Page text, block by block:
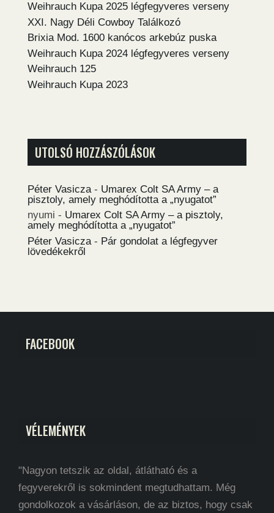
Weihrauch Kupa 2025 légfegyveres verseny
XXI. Nagy Déli Cowboy Találkozó
Brixia Mod. 1600 kanócos arkebúz puska
Weihrauch Kupa 2024 légfegyveres verseny
Weihrauch 125
Weihrauch Kupa 2023
UTOLSÓ HOZZÁSZÓLÁSOK
Péter Vasicza - Umarex Colt SA Army – a
pisztoly, amely meghódította a „nyugatot”
nyumi - Umarex Colt SA Army – a pisztoly,
amely meghódította a „nyugatot”
Péter Vasicza - Pár gondolat a légfegyver
lövedékekről
FACEBOOK
VÉLEMÉNYEK
"Nagyon tetszik az oldal, átlátható és a
fegyverekről is sokmindent megtudhattam. Még
gondolkozok a vásárláson, de az biztos, hogy csak